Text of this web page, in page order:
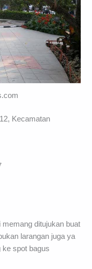
Kecamatan
ditujukan buat
larangan juga ya
ke spot bagus